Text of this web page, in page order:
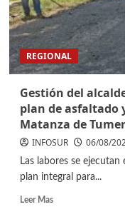
REGIONAL
Gestión del
plan de asfaltado
Matanza de
INFOSUR 06/08/
Las labores se
plan integral para...
Leer Mas